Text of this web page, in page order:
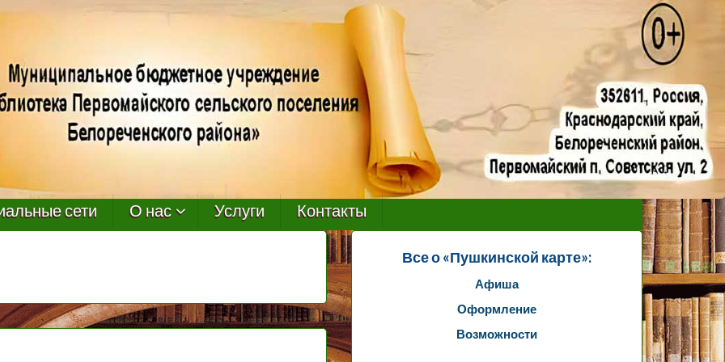
сети О нас Услуги Контакты
Все о «Пушкинской карте»:
Афиша
Оформление
Возможности